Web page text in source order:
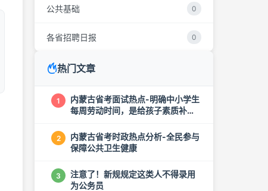
公共基础 0
各省招聘日报 0
热门文章
1
内蒙古省考面试热点-明确中小学生
每周劳动时间，是给孩子素质补钙
2
内蒙古省考时政热点分析-全民参与
保障公共卫生健康
3
注意了！新规规定这类人不得录用
为公务员